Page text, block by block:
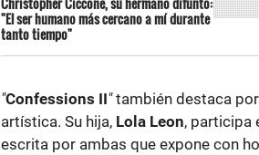
"El ser humano más cercano a mí durante
tanto tiempo"
"Confessions II"también destaca
artística. Su hija, Lola Leon, participa
escrita por ambas que expone con